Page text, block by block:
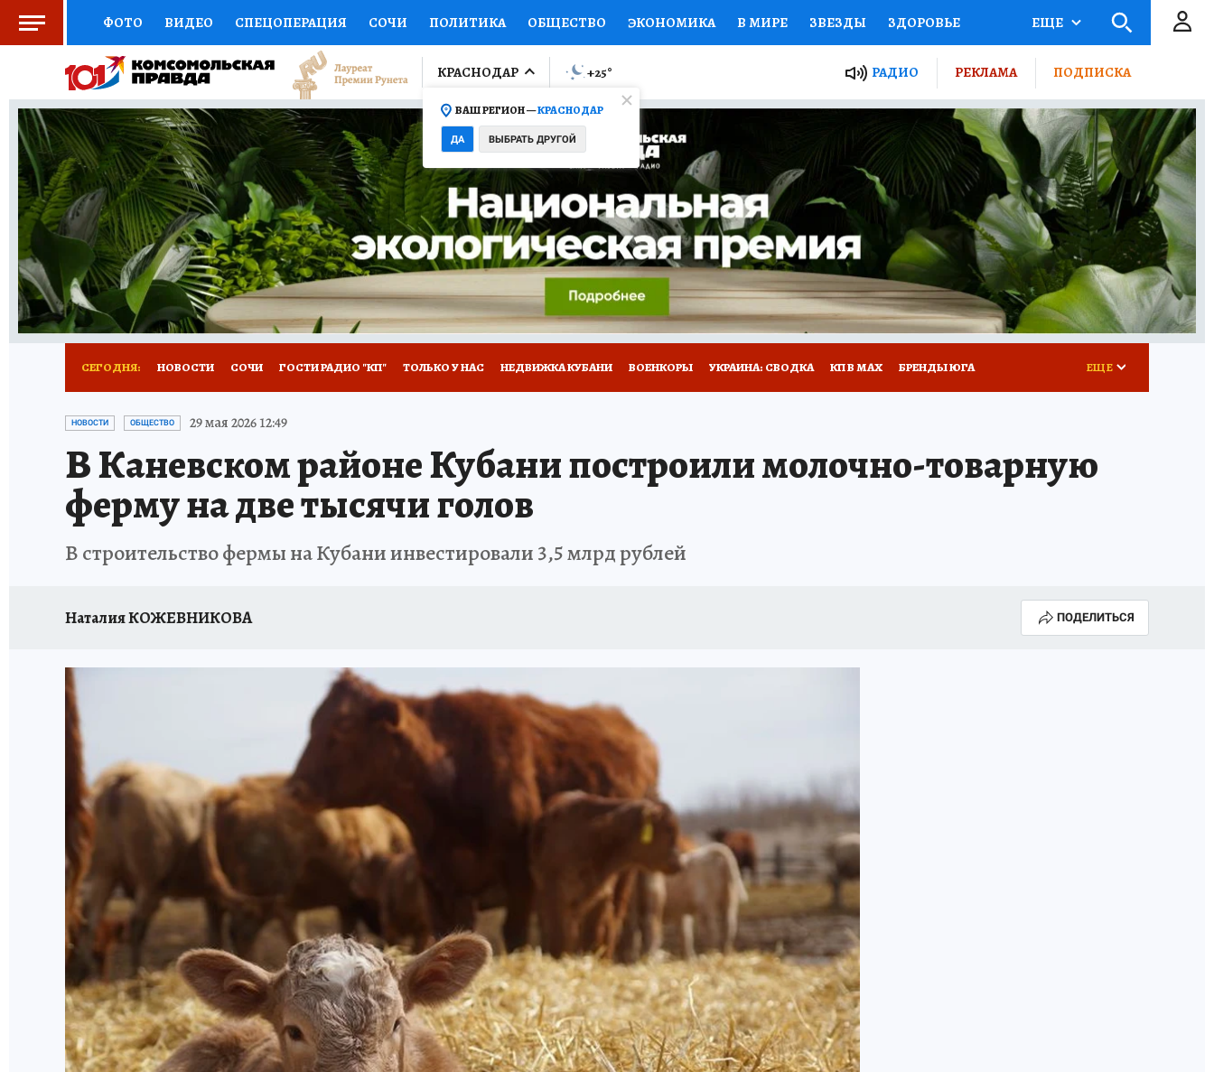
ФОТО ВИДЕО СПЕЦОПЕРАЦИЯ СОЧИ ПОЛИТИКА ОБЩЕСТВО ЭКОНОМИКА В МИРЕ ЗВЕЗДЫ ЗДОРОВЬЕ
СОЦПОДДЕРЖКА НАУКА СПОРТ КОЛУМНИСТЫ ПРОИСШЕСТВИЯ НАЦИОНАЛЬНЫЕ ПРОЕКТЫ РОССИИ
ВЫБОР ЭКСПЕРТОВ ДОКТОР ФИНАНСЫ ОТКРЫВАЕМ МИР Я ЗНАЮ СЕМЬЯ ЖЕНСКИЕ СЕКРЕТЫ ПУТЕВОДИТЕЛЬ
КНИЖНАЯ ПОЛКА ПРОГНОЗЫ НА СПОРТ ПРОМОКОДЫ СЕРИАЛЫ СПЕЦПРОЕКТЫ ДЕФИЦИТ ЖЕЛЕЗА ТУРИЗМ
ПРЕСС-ЦЕНТР НЕДВИЖИМОСТЬ ТЕЛЕВИЗОР КОЛЛЕКЦИИ КОНКУРСЫ РАБОТА У НАС ГИД ПОТРЕБИТЕЛЯ РЕКЛАМА
ВСЕ О КП РАДИО КП ТЕСТЫ НОВОЕ НА САЙТЕ
ЕЩЕ
КРАСНОДАР
ВАШ РЕГИОН —КРАСНОДАР
ДА ВЫБРАТЬ ДРУГОЙ
+25° РАДИО РЕКЛАМА ПОДПИСКА
СЕГОДНЯ: НОВОСТИ СОЧИ ГОСТИ РАДИО "КП" ТОЛЬКО У НАС НЕДВИЖКА КУБАНИ ВОЕНКОРЫ УКРАИНА: СВОДКА КП В МАХ БРЕНДЫ ЮГА
ОТДЫХ В РОССИИ ЗДОРОВЬЕ КУБАНИ
ЕЩЕ
НОВОСТИ ОБЩЕСТВО 29 мая 2026 12:49
В Каневском районе Кубани построили молочно-товарную
ферму на две тысячи голов
В строительство фермы на Кубани инвестировали 3,5 млрд рублей
Наталия КОЖЕВНИКОВА ПОДЕЛИТЬСЯ